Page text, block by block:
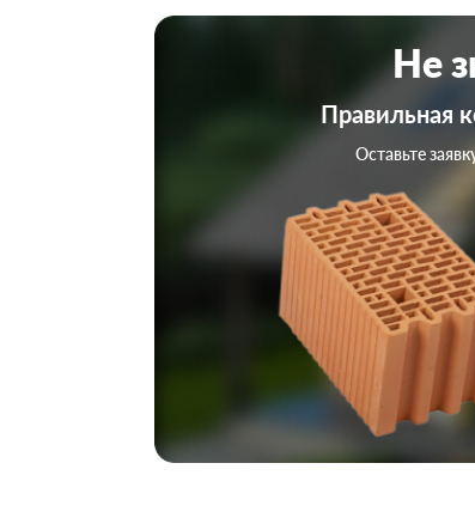
Не
Правильная
Оставьте